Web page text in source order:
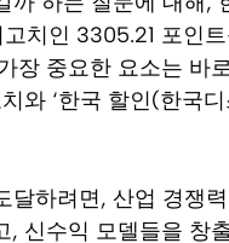
치인 3305.21 포인
장 중요한 요소는 바
와 ‘한국 할인(한국
하려면, 산업 경쟁
신수익 모델들을 창